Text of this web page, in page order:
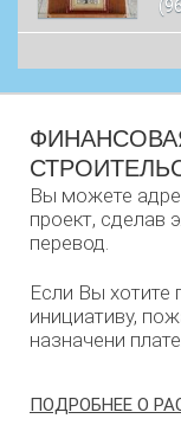
Вы можете
проект, сделав
перевод.
Если Вы хотите
инициативу,
назначени
ПОДРОБНЕЕ О